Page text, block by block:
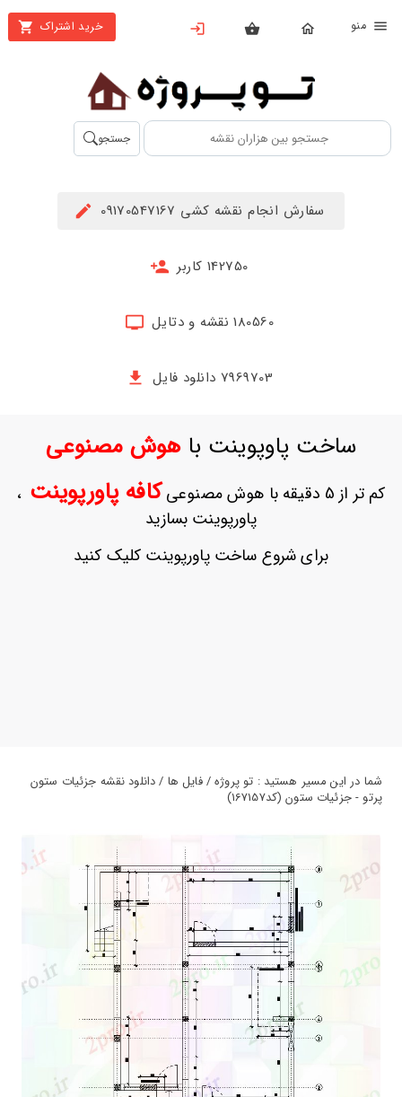
خرید اشتراک
بستن
محصولات
تهیه
اشتراک
حساب
ثبت
بازیابی
جستجو
سفارش انجام نقشه کشی 09170547167
142750 کاربر
180560 نقشه و دتایل
7969703 دانلود فایل
ساخت پاوپوینت باهوش مصنوعی
کم تر از 5 دقیقه با هوش مصنوعی کافه پاورپوینت ،
پاورپوینت بسازید
برای شروع ساخت پاورپوینت کلیک کنید
شما در این مسیر هستید : تو پروژه / فایل ها / دانلود نقشه جزئیات ستون
پرتو - جزئیات ستون (کد167157)